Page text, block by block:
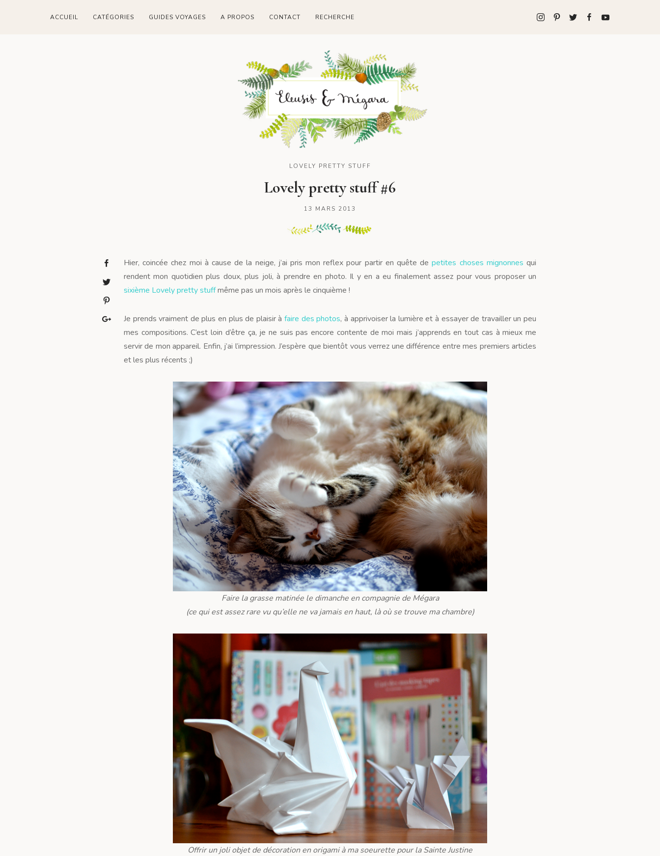
ACCUEIL CATÉGORIES GUIDES VOYAGES A PROPOS CONTACT RECHERCHE
LOVELY PRETTY STUFF
Lovely pretty stuff #6
13 MARS 2013
Hier, coincée chez moi à cause de la neige, j’ai pris mon reflex pour partir en quête depetites choses mignonnes qui
rendent mon quotidien plus doux, plus joli, à prendre en photo. Il y en a eu finalement assez pour vous proposer un
sixième Lovely pretty stuffmême pas un mois après le cinquième !
Je prends vraiment de plus en plus de plaisir àfaire des photos, à apprivoiser la lumière et à essayer de travailler un peu
mes compositions. C’est loin d’être ça, je ne suis pas encore contente de moi mais j’apprends en tout cas à mieux me
servir de mon appareil. Enfin, j’ai l’impression. J’espère que bientôt vous verrez une différence entre mes premiers articles
et les plus récents ;)
Faire la grasse matinée le dimanche en compagnie de Mégara
(ce qui est assez rare vu qu’elle ne va jamais en haut, là où se trouve ma chambre)
Offrir un joli objet de décoration en origami à ma soeurette pour la Sainte Justine